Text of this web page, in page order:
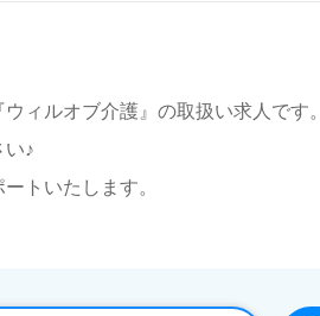
ィルオブ介護』の取扱い求人です。
い♪
トいたします。